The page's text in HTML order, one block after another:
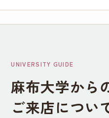
UNIVERSITY GUIDE
麻布大学から
ご来店につい